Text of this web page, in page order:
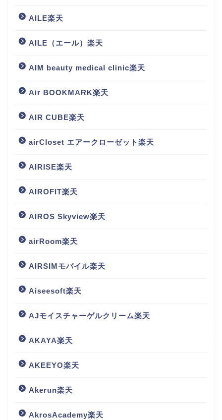
AILE楽天
AILE（エール）楽天
AIM beauty medical clinic楽天
Air BOOKMARK楽天
AIR CUBE楽天
airCloset エアークローゼット楽天
AIRISE楽天
AIROFIT楽天
AIROS Skyview楽天
airRoom楽天
AIRSIMモバイル楽天
Aiseesoft楽天
AJモイスチャーゲルクリーム楽天
AKAYA楽天
AKEEYO楽天
Akerun楽天
AkrosAcademy楽天